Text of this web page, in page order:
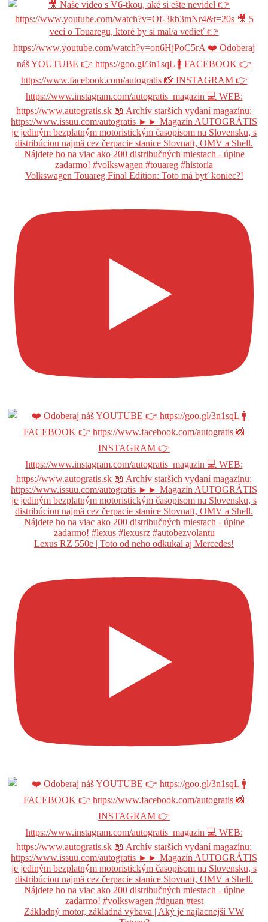
Volkswagen Touareg Final Edition: Toto má byť koniec?!
Lexus RZ 550e | Toto od neho odkukal aj Mercedes!
Základný motor, základná výbava | Aký je najlacnejší VW